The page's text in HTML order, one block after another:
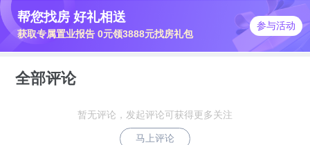
铁站，新增深茂铁路(规划中)等轨道交通
网； 航空：宝安国际机场，T3航站楼已启
来可实现多条航线直飞全球约120个城
市；空港码头：现有福永码头及规划新增
宝安大空港码头。 ，医疗资源，有深圳市
帮您找房 好礼相送
获取专属置业报告 0元领3888元找房礼包
参与活动
全部评论
暂无评论，发起评论可获得更多关注
马上评论